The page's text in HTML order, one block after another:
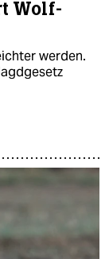
Wolf-
werden.